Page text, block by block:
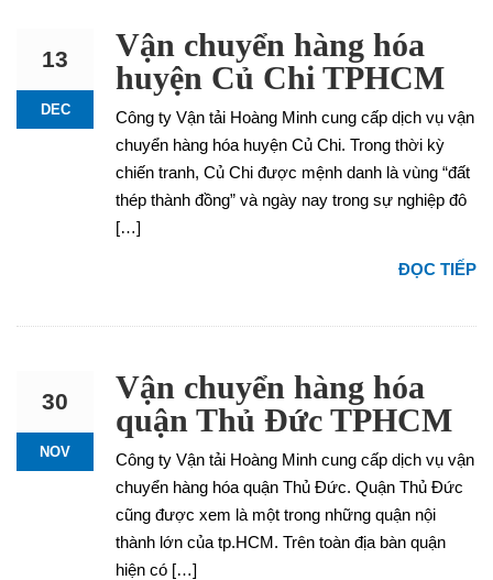
13
DEC
Vận chuyển hàng hóa
huyện Củ Chi TPHCM
Công ty Vận tải Hoàng Minh cung cấp dịch vụ vận
chuyển hàng hóa huyện Củ Chi. Trong thời kỳ
chiến tranh, Củ Chi được mệnh danh là vùng “đất
thép thành đồng” và ngày nay trong sự nghiệp đô
[…]
ĐỌC TIẾP
30
NOV
Vận chuyển hàng hóa
quận Thủ Đức TPHCM
Công ty Vận tải Hoàng Minh cung cấp dịch vụ vận
chuyển hàng hóa quận Thủ Đức. Quận Thủ Đức
cũng được xem là một trong những quận nội
thành lớn của tp.HCM. Trên toàn địa bàn quận
hiện có […]